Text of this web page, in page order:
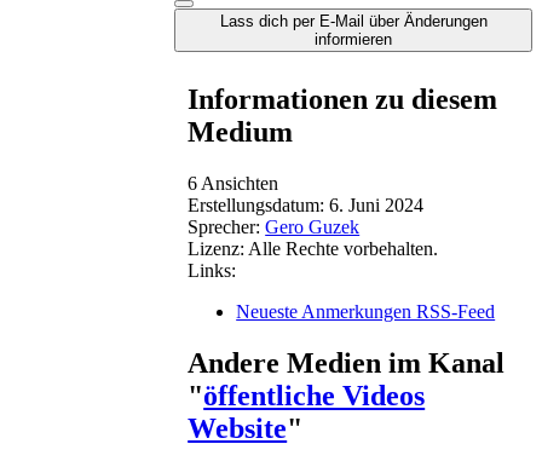
Lass dich per E-Mail über Änderungen
informieren
Informationen zu diesem
Medium
6 Ansichten
Erstellungsdatum: 6. Juni 2024
Sprecher: Gero Guzek
Lizenz: Alle Rechte vorbehalten.
Links:
Neueste Anmerkungen RSS-Feed
Andere Medien im Kanal
"öffentliche Videos
Website"